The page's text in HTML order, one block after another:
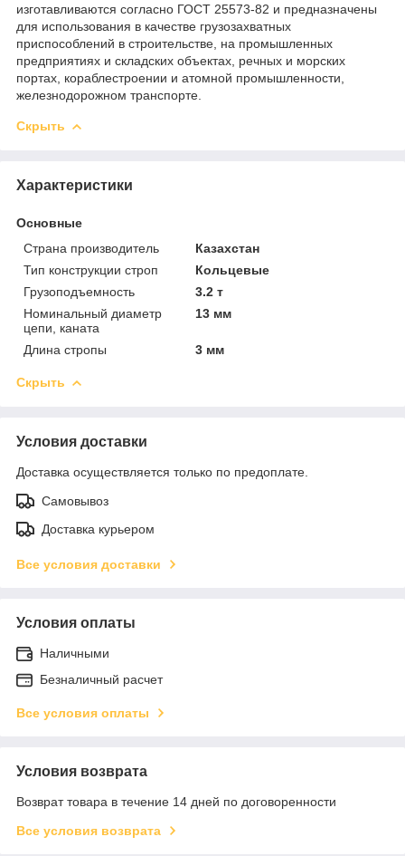
изготавливаются согласно ГОСТ 25573-82 и предназначены
для использования в качестве грузозахватных
приспособлений в строительстве, на промышленных
предприятиях и складских объектах, речных и морских
портах, кораблестроении и атомной промышленности,
железнодорожном транспорте.
Скрыть
Характеристики
Основные
Страна производитель
Казахстан
Тип конструкции строп
Кольцевые
Грузоподъемность
3.2 т
Номинальный диаметр
цепи, каната
13 мм
Длина стропы 3 мм
Скрыть
Условия доставки
Доставка осуществляется только по предоплате.
Самовывоз
Доставка курьером
Все условия доставки
Условия оплаты
Наличными
Безналичный расчет
Все условия оплаты
Условия возврата
Возврат товара в течение 14 дней по договоренности
Все условия возврата